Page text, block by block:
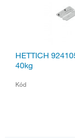
HETTICH
40kg
Kód